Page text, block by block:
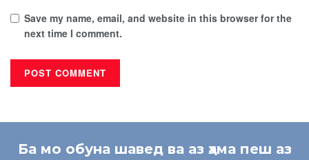
Save my name, email, and website in this browser for the
next time I comment.
Ба мо обуна шавед ва аз ҳама пеш аз